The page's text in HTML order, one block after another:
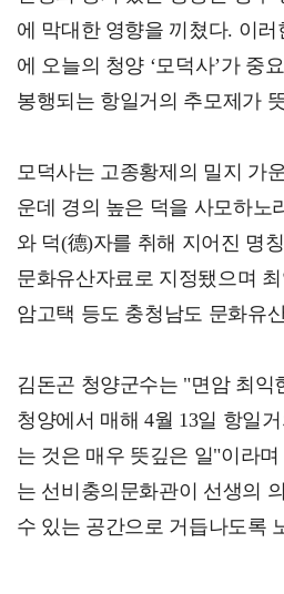
에 막대한 영향을 끼쳤다. 이
에 오늘의 청양 ‘모덕사’가 중
봉행되는 항일거의 추모제가
모덕사는 고종황제의 밀지 가
운데 경의 높은 덕을 사모하노
와 덕(德)자를 취해 지어진 명
문화유산자료로 지정됐으며
암고택 등도 충청남도 문화유
김돈곤 청양군수는 "면암 최익
청양에서 매해 4월 13일 항일
는 것은 매우 뜻깊은 일"이라
는 선비충의문화관이 선생의
수 있는 공간으로 거듭나도록